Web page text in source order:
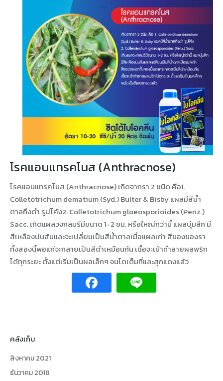
โรคแอนแทรคโนส (Anthracnose)
โรคแอนแทรคโนส (Anthracnose) เกิดจากรา 2 ชนิด คือ1.
Colletotrichum dematium (Syd.) Bulter & Bisby แผลมีสีนํ้า
ตาลถึงดำ รูปโค้ง2. Colletotrichum gloeosporioides (Penz.)
Sacc. เกิดแผลวงกลมรีมีขนาด 1-2 ซม. หรือใหญ่กว่านี้ แผลบุ๋มลึก มี
สีเหลืองปนส้มและจะเปลี่ยนเป็นสีนํ้าตาลเมื่อแผลเก่า สีของของรา
ทั้งสองนี้พอแก่จะกลายเป็นสีดำเหมือนกัน เชื้อจะเข้าทำลายผลพริก
ได้ทุกระยะ ตั้งแต่เริ่มเป็นผลเล็กๆ จนโตเต็มที่และสุกแดงแล้ว
คลังเก็บ
สิงหาคม 2021
ธันวาคม 2018